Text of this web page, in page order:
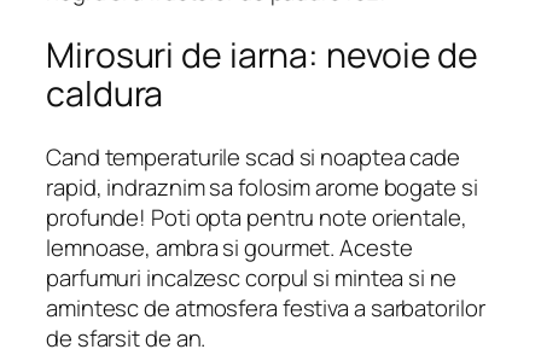
Mirosuri de iarna: nevoie de
caldura
Cand temperaturile scad si noaptea cade
rapid, indraznim sa folosim arome bogate si
profunde! Poti opta pentru note orientale,
lemnoase, ambra si gourmet. Aceste
parfumuri incalzesc corpul si mintea si ne
amintesc de atmosfera festiva a sarbatorilor
de sfarsit de an.